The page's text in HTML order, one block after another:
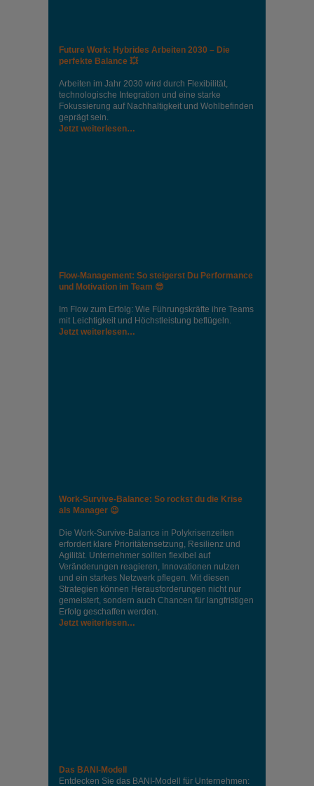
Future Work: Hybrides Arbeiten 2030 – Die
perfekte Balance 💥
Arbeiten im Jahr 2030 wird durch Flexibilität,
technologische Integration und eine starke
Fokussierung auf Nachhaltigkeit und Wohlbefinden
geprägt sein.
Jetzt weiterlesen…
Flow-Management: So steigerst Du Performance
und Motivation im Team 😎
Im Flow zum Erfolg: Wie Führungskräfte ihre Teams
mit Leichtigkeit und Höchstleistung beflügeln.
Jetzt weiterlesen…
Work-Survive-Balance: So rockst du die Krise
als Manager 😉
Die Work-Survive-Balance in Polykrisenzeiten
erfordert klare Prioritätensetzung, Resilienz und
Agilität. Unternehmer sollten flexibel auf
Veränderungen reagieren, Innovationen nutzen
und ein starkes Netzwerk pflegen. Mit diesen
Strategien können Herausforderungen nicht nur
gemeistert, sondern auch Chancen für langfristigen
Erfolg geschaffen werden.
Jetzt weiterlesen…
Das BANI-Modell
Entdecken Sie das BANI-Modell für Unternehmen: